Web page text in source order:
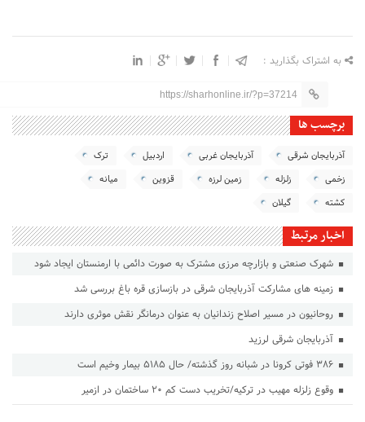
به اشتراک بگذارید :
https://sharhonline.ir/?p=37214
برچسب ها
آذربایجان شرقی آذربایجان غربی اردبیل
ترک
زخمی
زلزله زمین لرزه قزوین
میانه
کشته
گیلان
اخبار مرتبط
شهرک صنعتی و بازارچه مرزی مشترک به صورت دائمی با ارمنستان ایجاد شود
زمینه های مشارکت آذربایجان شرقی در بازسازی قره باغ بررسی شد
روحانیون در مسیر اصلاح زندانیان به عنوان درمانگر نقش موثری دارند
آذربایجان شرقی لرزید
وقوع زلزله مهیب در ترکیه/تخریب دست کم ۲۰ ساختمان در ازمیر